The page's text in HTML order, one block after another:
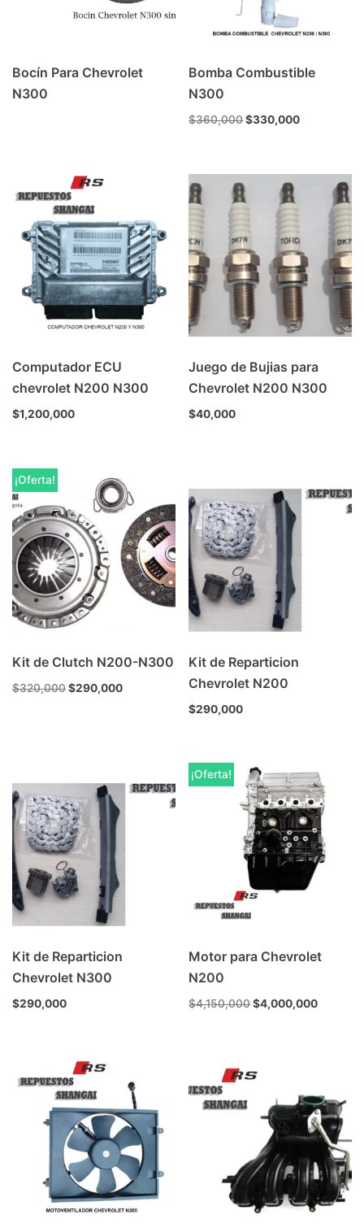
Bocín Para Chevrolet
N300
Bomba Combustible
N300
$360,000$330,000
Computador ECU
chevrolet N200 N300
$1,200,000
Juego de Bujias para
Chevrolet N200 N300
$40,000
¡Oferta!
Kit de Clutch N200-N300
$320,000$290,000
Kit de Reparticion
Chevrolet N200
$290,000
Kit de Reparticion
Chevrolet N300
$290,000
¡Oferta!
Motor para Chevrolet
N200
$4,150,000$4,000,000